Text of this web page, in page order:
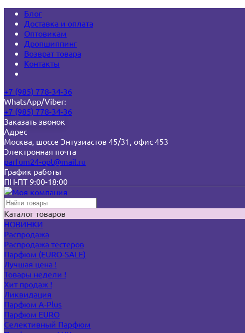
Блог
Доставка и оплата
Оптовикам
Дропшиппинг
Возврат товара
Контакты
+7 (985) 778-34-36
WhatsApp/Viber:
+7 (985) 778-34-36
Заказать звонок
Адрес
Москва, шоссе Энтузиастов 45/31, офис 453
Электронная почта
parfum24-opt@mail.ru
График работы
ПН-ПТ 9:00-18:00
Каталог товаров
НОВИНКИ
Распродажа
Распродажа тестеров
Парфюм (EURO-SALE)
Лучшая цена !
Товары недели !
Хит продаж !
Ликвидация
Парфюм A-Plus
Парфюм EURO
Селективный Парфюм